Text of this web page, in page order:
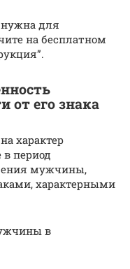
для
на бесплатном
от его знака
характер
в период
мужчины,
характерными
в